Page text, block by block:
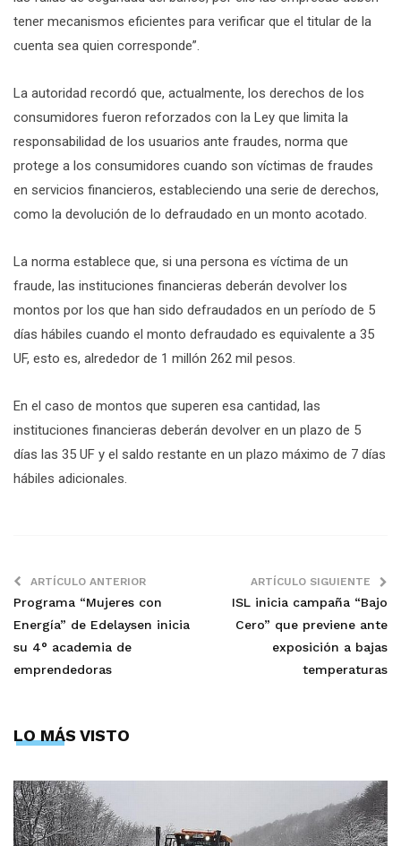
tener mecanismos eficientes para verificar que el titular de la
cuenta sea quien corresponde”.
La autoridad recordó que, actualmente, los derechos de los
consumidores fueron reforzados con la Ley que limita la
responsabilidad de los usuarios ante fraudes, norma que
protege a los consumidores cuando son víctimas de fraudes
en servicios financieros, estableciendo una serie de derechos,
como la devolución de lo defraudado en un monto acotado.
La norma establece que, si una persona es víctima de un
fraude, las instituciones financieras deberán devolver los
montos por los que han sido defraudados en un período de 5
días hábiles cuando el monto defraudado es equivalente a 35
UF, esto es, alrededor de 1 millón 262 mil pesos.
En el caso de montos que superen esa cantidad, las
instituciones financieras deberán devolver en un plazo de 5
días las 35 UF y el saldo restante en un plazo máximo de 7 días
hábiles adicionales.
ARTÍCULO ANTERIOR
Programa “Mujeres con
Energía” de Edelaysen inicia
su 4° academia de
emprendedoras
ARTÍCULO SIGUIENTE
ISL inicia campaña “Bajo
Cero” que previene ante
exposición a bajas
temperaturas
LO MÁS VISTO